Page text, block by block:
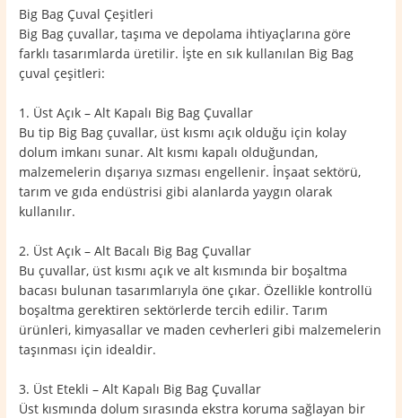
Big Bag Çuval Çeşitleri
Big Bag çuvallar, taşıma ve depolama ihtiyaçlarına göre
farklı tasarımlarda üretilir. İşte en sık kullanılan Big Bag
çuval çeşitleri:
1. Üst Açık – Alt Kapalı Big Bag Çuvallar
Bu tip Big Bag çuvallar, üst kısmı açık olduğu için kolay
dolum imkanı sunar. Alt kısmı kapalı olduğundan,
malzemelerin dışarıya sızması engellenir. İnşaat sektörü,
tarım ve gıda endüstrisi gibi alanlarda yaygın olarak
kullanılır.
2. Üst Açık – Alt Bacalı Big Bag Çuvallar
Bu çuvallar, üst kısmı açık ve alt kısmında bir boşaltma
bacası bulunan tasarımlarıyla öne çıkar. Özellikle kontrollü
boşaltma gerektiren sektörlerde tercih edilir. Tarım
ürünleri, kimyasallar ve maden cevherleri gibi malzemelerin
taşınması için idealdir.
3. Üst Etekli – Alt Kapalı Big Bag Çuvallar
Üst kısmında dolum sırasında ekstra koruma sağlayan bir